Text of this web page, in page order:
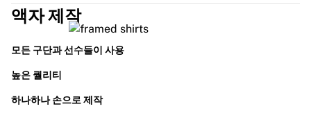
액자 제작
모든 구단과 선수들이 사용
높은 퀄리티
하나하나 손으로 제작